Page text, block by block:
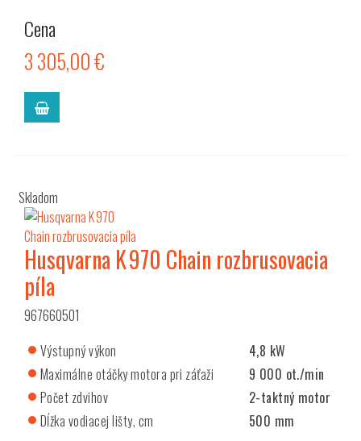
Cena
3 305,00 €
Skladom
Husqvarna K 970 Chain rozbrusovacia
píla
967660501
Výstupný výkon
4,8 kW
Maximálne otáčky motora pri záťaži
9 000 ot./min
Počet zdvihov
2-taktný motor
Dĺžka vodiacej lišty, cm
500 mm